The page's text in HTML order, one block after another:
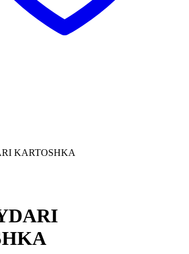
KARTOSHKA